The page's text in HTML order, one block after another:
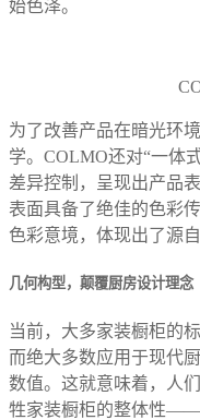
始色泽。
为了改善产品在暗光环
学。COLMO还对“一体
差异控制，呈现出产品
表面具备了绝佳的色彩
色彩意境，体现出了源
几何构型，颠覆厨房设计理念
当前，大多家装橱柜的
而绝大多数应用于现代
数值。这就意味着，人
牲家装橱柜的整体性——